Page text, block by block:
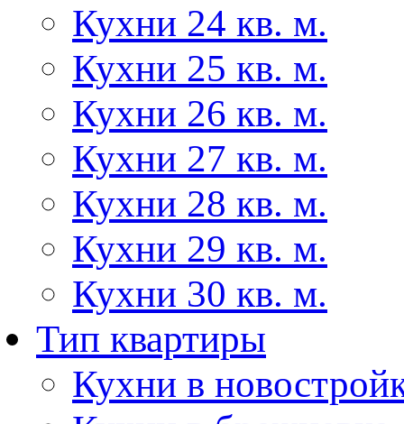
Кухни 24 кв. м.
Кухни 25 кв. м.
Кухни 26 кв. м.
Кухни 27 кв. м.
Кухни 28 кв. м.
Кухни 29 кв. м.
Кухни 30 кв. м.
Тип квартиры
Кухни в